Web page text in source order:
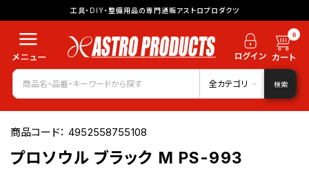
工具・DIY・整備用品の専門通販アストロプロダクツ
0
全カテゴリ 検索
商品コード：4952558755108
プロソウル ブラック M PS-993